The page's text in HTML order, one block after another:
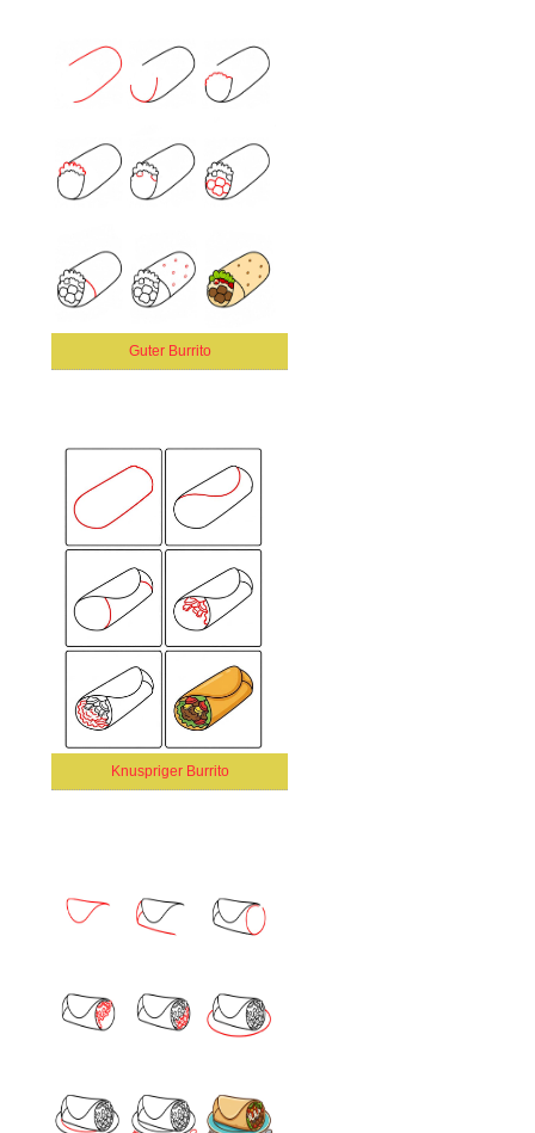
Guter Burrito
Knuspriger Burrito